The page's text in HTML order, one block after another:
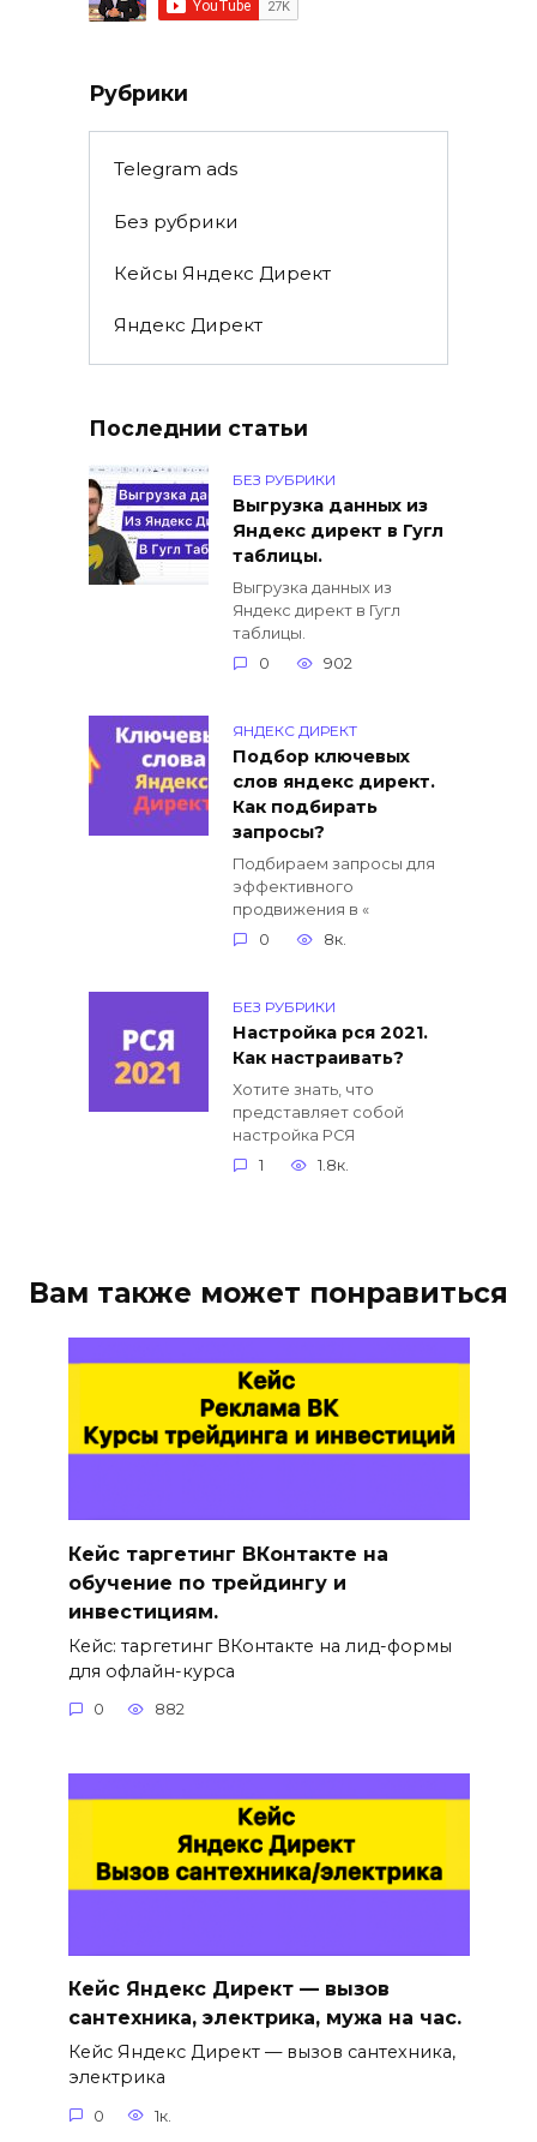
Рубрики
Telegram ads
Без рубрики
Кейсы Яндекс Директ
Яндекс Директ
Последнии статьи
БЕЗ РУБРИКИ
Выгрузка данных из
Яндекс директ в Гугл
таблицы.
Выгрузка данных из
Яндекс директ в Гугл
таблицы.
0
902
ЯНДЕКС ДИРЕКТ
Подбор ключевых
слов яндекс директ.
Как подбирать
запросы?
Подбираем запросы для
эффективного
продвижения в «
0
8к.
БЕЗ РУБРИКИ
Настройка рся 2021.
Как настраивать?
Хотите знать, что
представляет собой
настройка РСЯ
1
1.8к.
Вам также может понравиться
Кейс таргетинг ВКонтакте на
обучение по трейдингу и
инвестициям.
Кейс: таргетинг ВКонтакте на лид-формы
для офлайн-курса
0 882
Кейс Яндекс Директ — вызов
сантехника, электрика, мужа на час.
Кейс Яндекс Директ — вызов сантехника,
электрика
0 1к.